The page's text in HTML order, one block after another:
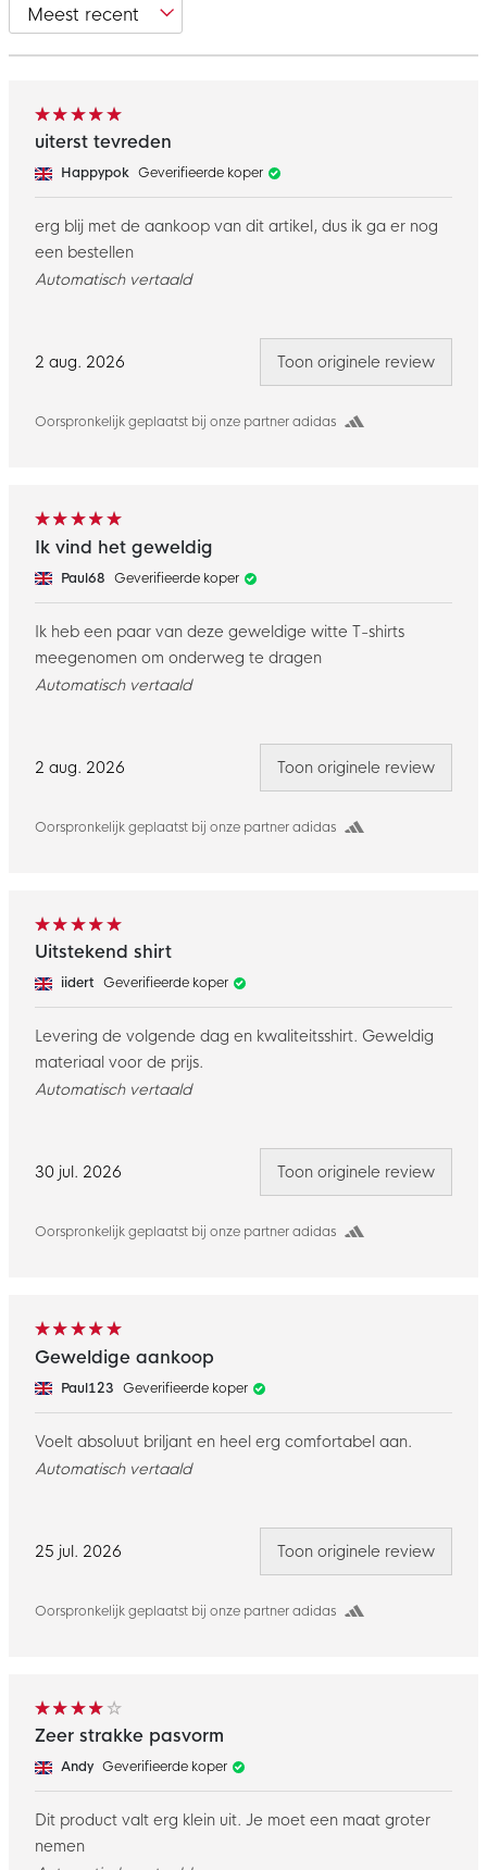
2 aug. 2026
Oorspronkelijk geplaatst bij onze partner adidas
uiterst tevreden
Happypok Geverifieerde koper
erg blij met de aankoop van dit artikel, dus ik ga er nog
een bestellen
Automatisch vertaald
Toon originele review
2 aug. 2026
Oorspronkelijk geplaatst bij onze partner adidas
Ik vind het geweldig
Paul68 Geverifieerde koper
Ik heb een paar van deze geweldige witte T-shirts
meegenomen om onderweg te dragen
Automatisch vertaald
Toon originele review
30 jul. 2026
Oorspronkelijk geplaatst bij onze partner adidas
Uitstekend shirt
iidert Geverifieerde koper
Levering de volgende dag en kwaliteitsshirt. Geweldig
materiaal voor de prijs.
Automatisch vertaald
Toon originele review
25 jul. 2026
Oorspronkelijk geplaatst bij onze partner adidas
Geweldige aankoop
Paul123 Geverifieerde koper
Voelt absoluut briljant en heel erg comfortabel aan.
Automatisch vertaald
Toon originele review
Zeer strakke pasvorm
Andy Geverifieerde koper
Dit product valt erg klein uit. Je moet een maat groter
nemen